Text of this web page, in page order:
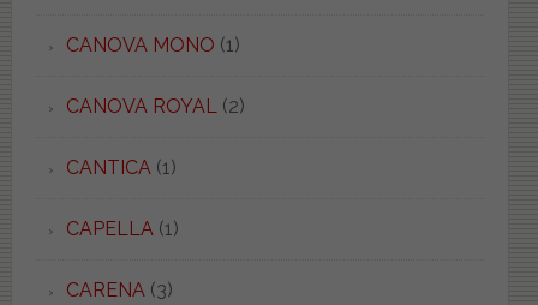
CANOVA MONO (1)
CANOVA ROYAL(2)
CANTICA(1)
CAPELLA(1)
CARENA(3)